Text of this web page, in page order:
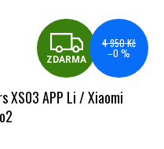
ZDARMA
4 950 Kč
–0 %
XS03 APP Li / Xiaomi